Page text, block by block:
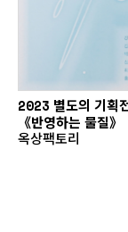
2023 별도의 기획
《반영하는 물질》
옥상팩토리